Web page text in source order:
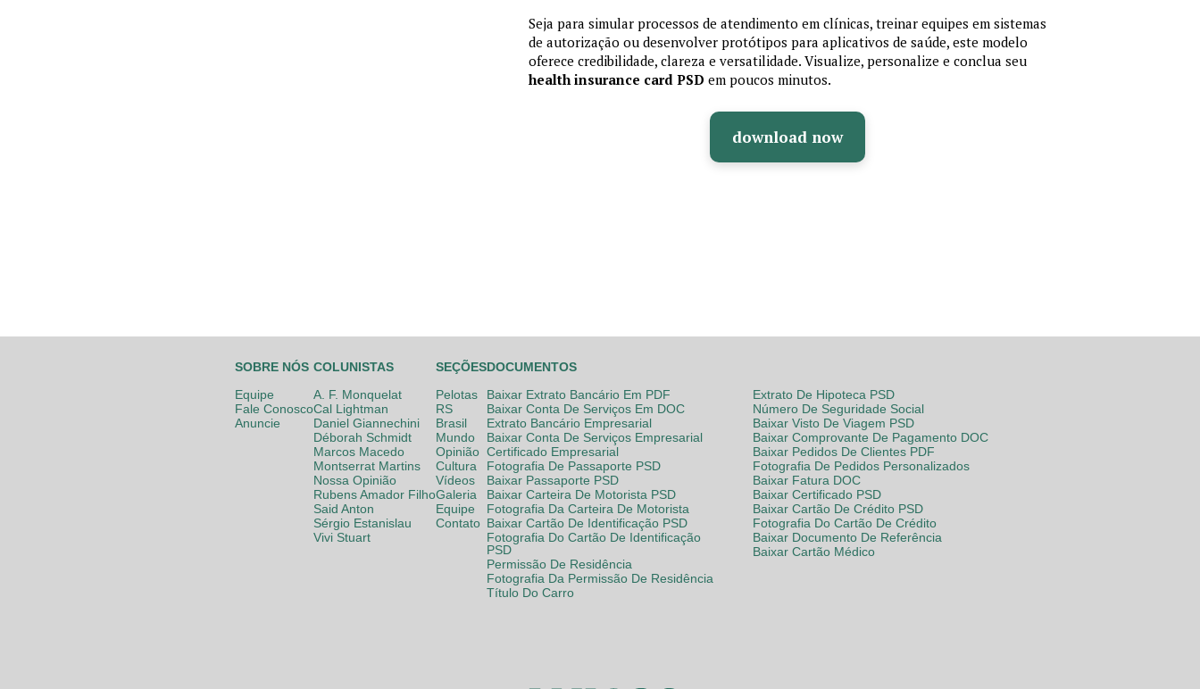
Seja para simular processos de atendimento em clínicas, treinar equipes em sistemas
de autorização ou desenvolver protótipos para aplicativos de saúde, este modelo
oferece credibilidade, clareza e versatilidade. Visualize, personalize e conclua seu
health insurance card PSD em poucos minutos.
download now
SOBRE NÓS
Equipe
Fale Conosco
Anuncie
COLUNISTAS
A. F. Monquelat
Cal Lightman
Daniel Giannechini
Déborah Schmidt
Marcos Macedo
Montserrat Martins
Nossa Opinião
Rubens Amador Filho
Said Anton
Sérgio Estanislau
Vivi Stuart
SEÇÕES
Pelotas
RS
Brasil
Mundo
Opinião
Cultura
Vídeos
Galeria
Equipe
Contato
DOCUMENTOS
Baixar Extrato Bancário Em PDF
Baixar Conta De Serviços Em DOC
Extrato Bancário Empresarial
Baixar Conta De Serviços Empresarial
Certificado Empresarial
Fotografia De Passaporte PSD
Baixar Passaporte PSD
Baixar Carteira De Motorista PSD
Fotografia Da Carteira De Motorista
Baixar Cartão De Identificação PSD
Fotografia Do Cartão De Identificação
PSD
Permissão De Residência
Fotografia Da Permissão De Residência
Título Do Carro
Extrato De Hipoteca PSD
Número De Seguridade Social
Baixar Visto De Viagem PSD
Baixar Comprovante De Pagamento DOC
Baixar Pedidos De Clientes PDF
Fotografia De Pedidos Personalizados
Baixar Fatura DOC
Baixar Certificado PSD
Baixar Cartão De Crédito PSD
Fotografia Do Cartão De Crédito
Baixar Documento De Referência
Baixar Cartão Médico